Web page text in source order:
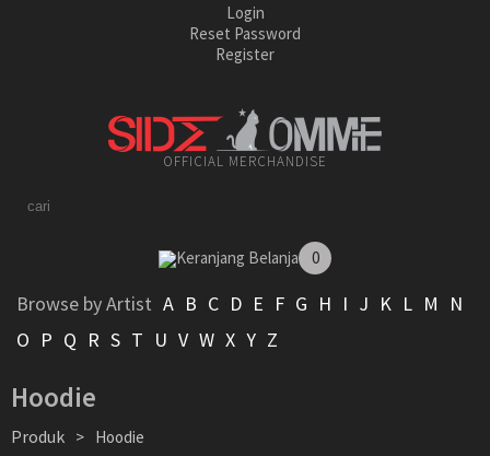
Login
Reset Password
Register
OFFICIAL MERCHANDISE
Keranjang Belanja 0
Browse by Artist A B C D E F G H I J K L M
N
O P Q R S T U V W X Y Z
Hoodie
Produk > Hoodie